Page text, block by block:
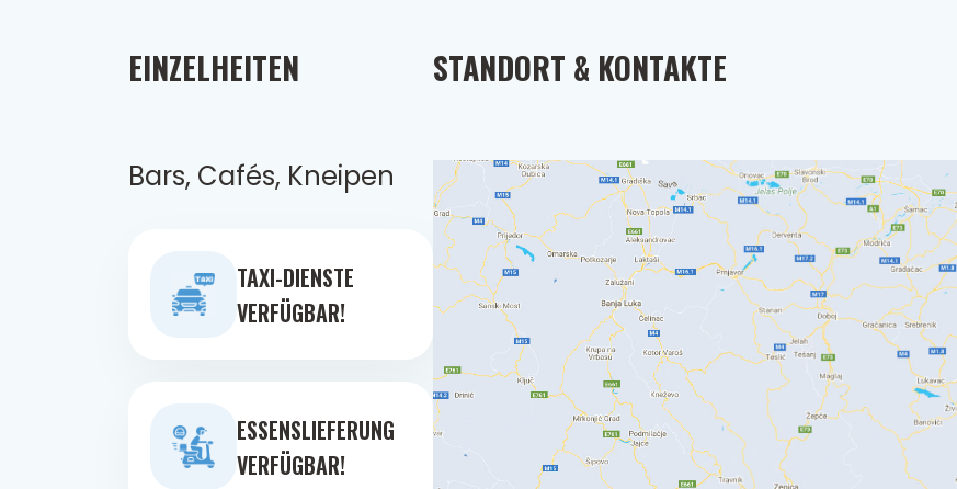
EINZELHEITEN
Bars, Cafés, Kneipen
TAXI-DIENSTE
VERFÜGBAR!
ESSENSLIEFERUNG
VERFÜGBAR!
STANDORT & KONTAKTE